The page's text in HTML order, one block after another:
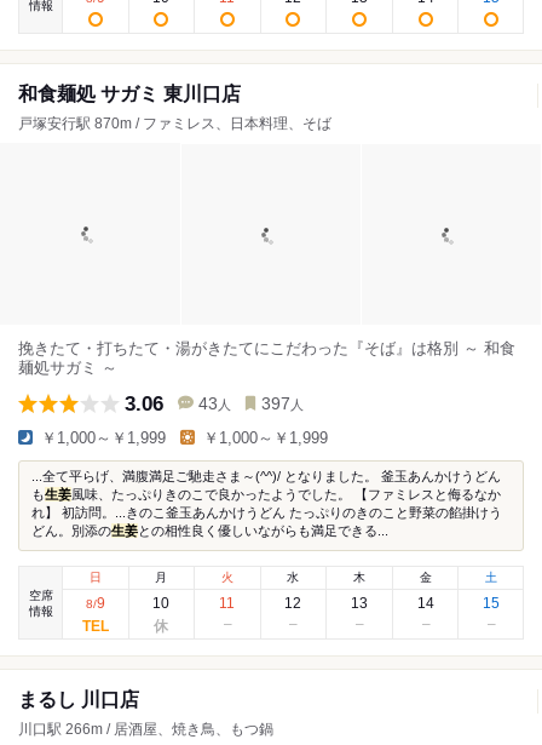
情報
和食麺処 サガミ 東川口店
戸塚安行駅 870m / ファミレス、日本料理、そば
挽きたて・打ちたて・湯がきたてにこだわった『そば』は格別 ～ 和食
麺処サガミ ～
3.06 43 人 397 人
￥1,000～￥1,999 ￥1,000～￥1,999
...全て平らげ、満腹満足ご馳走さま～(^^)/ となりました。 釜玉あんかけうどん
も生姜風味、たっぷりきのこで良かったようでした。 【ファミレスと侮るなか
れ】 初訪問。...きのこ釜玉あんかけうどん たっぷりのきのこと野菜の餡掛けう
どん。別添の生姜との相性良く優しいながらも満足できる...
空席
情報
日
8/9
月
10
火
11
水
12
木
13
金
14
土
15
まるし 川口店
川口駅 266m / 居酒屋、焼き鳥、もつ鍋